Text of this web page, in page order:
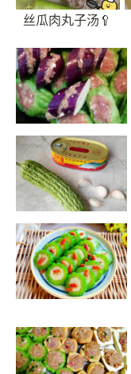
丝瓜肉丸子汤🥄